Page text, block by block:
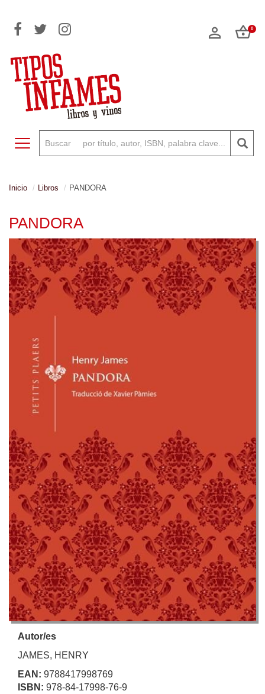
0
Toggle navigation
Inicio Libros PANDORA
PANDORA
Autor/es
JAMES, HENRY
EAN: 9788417998769
ISBN: 978-84-17998-76-9